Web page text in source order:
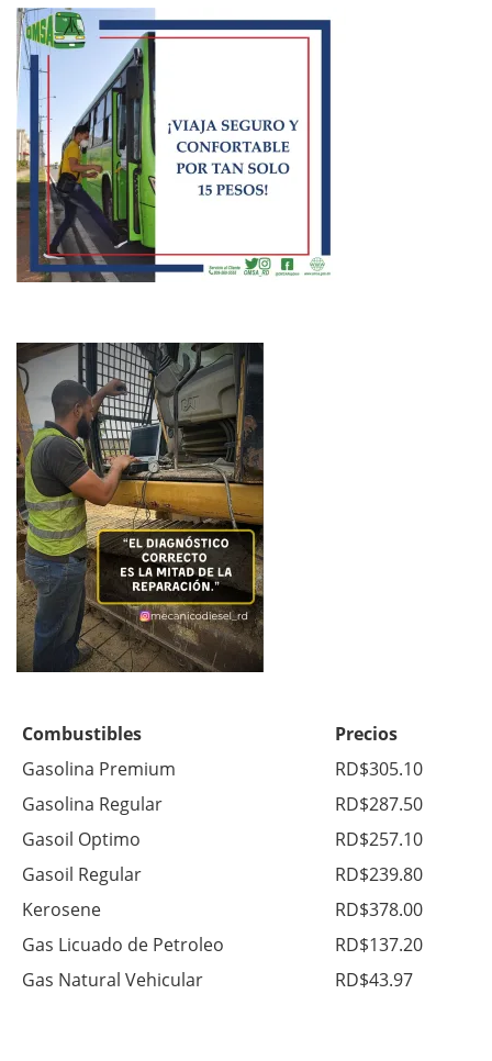
Combustibles
Precios
Gasolina Premium
RD$305.10
Gasolina Regular
RD$287.50
Gasoil Optimo
RD$257.10
Gasoil Regular
RD$239.80
Kerosene
RD$378.00
Gas Licuado de Petroleo
RD$137.20
Gas Natural Vehicular
RD$43.97